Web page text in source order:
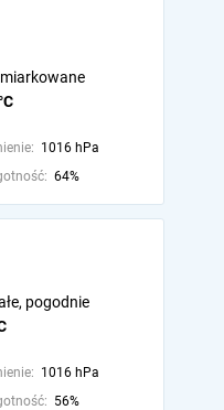
1016 hPa
64%
pogodnie
1016 hPa
56%